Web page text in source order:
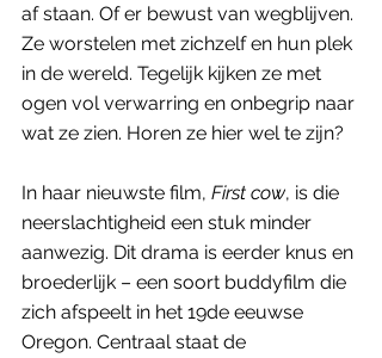
af staan. Of er bewust van wegblijven.
Ze worstelen met zichzelf en hun plek
in de wereld. Tegelijk kijken ze met
ogen vol verwarring en onbegrip naar
wat ze zien. Horen ze hier wel te zijn?
In haar nieuwste film, First cow, is die
neerslachtigheid een stuk minder
aanwezig. Dit drama is eerder knus en
broederlijk – een soort buddyfilm die
zich afspeelt in het 19de eeuwse
Oregon. Centraal staat de